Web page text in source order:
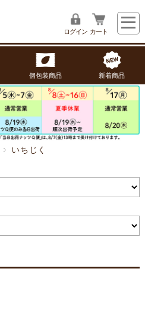
ログイン カート
個包装商品 新着商品
いちじく